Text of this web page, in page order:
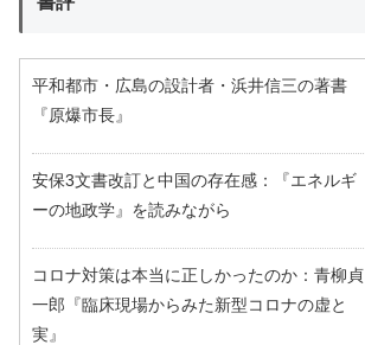
平和都市・広島の設計者・浜井信三の著書
『原爆市長』
安保3文書改訂と中国の存在感：『エネルギ
ーの地政学』を読みながら
コロナ対策は本当に正しかったのか：青柳貞
一郎『臨床現場からみた新型コロナの虚と
実』